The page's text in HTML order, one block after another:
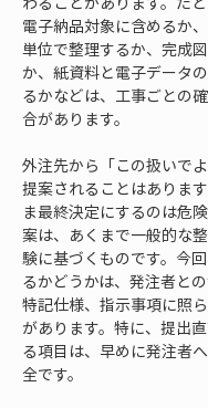
電子納品対象に含めるか
単位で整理するか、完成
か、紙資料と電子データ
るかなどは、工事ごとの
合があります。
外注先から「この扱いで
提案されることはありま
ま最終決定にするのは危
案は、あくまで一般的な
験に基づくものです。今
るかどうかは、発注者と
特記仕様、指示事項に照
があります。特に、提出
る項目は、早めに発注者
全です。